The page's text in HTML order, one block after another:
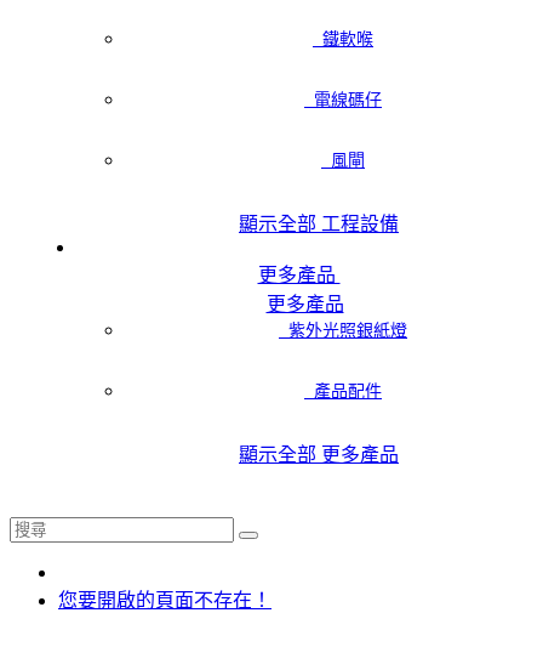
鐵軟喉
電線碼仔
風閘
顯示全部 工程設備
更多產品
更多產品
紫外光照銀紙燈
產品配件
顯示全部 更多產品
您要開啟的頁面不存在！